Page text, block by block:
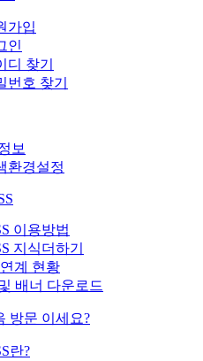
가입
인
디 찾기
번호 찾기
보
환경설정
이용방법
지식더하기
계 현황
배너 다운로드
방문 이세요?
란?